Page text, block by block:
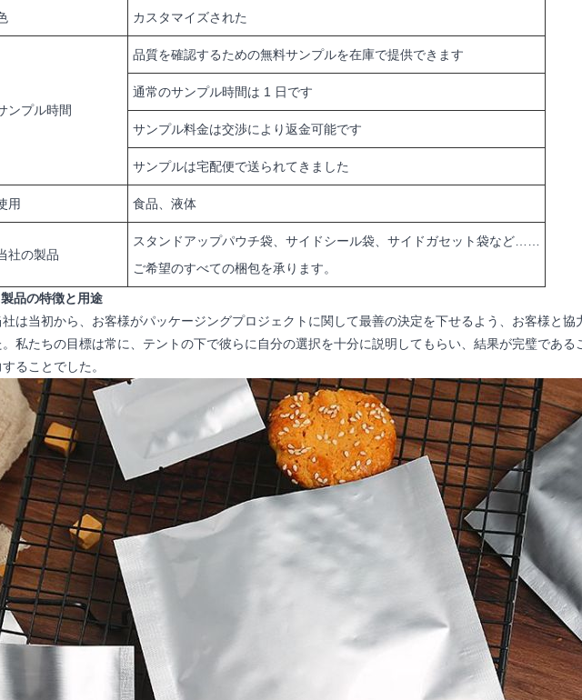
カスタマイズされた
ンプル時間
品質を確認するための無料サンプルを在庫で提供できます
通常のサンプル時間は 1 日です
サンプル料金は交渉により返金可能です
サンプルは宅配便で送られてきました
用 食品、液体
社の製品
スタンドアップパウチ袋、サイドシール袋、サイドガセット袋など……
ご希望のすべての梱包を承ります。
品の特徴と用途
社は当初から、お客様がパッケージングプロジェクトに関して最善の決定を下せるよう、お客様と協
。私たちの目標は常に、テントの下で彼らに自分の選択を十分に説明してもらい、結果が完璧である
することでした。